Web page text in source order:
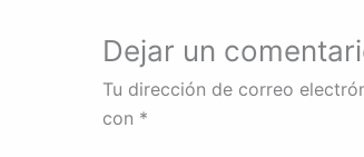
Dejar un
Tu dirección de correo
con *